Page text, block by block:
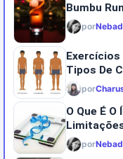
Bumbu
por
Exercícios
Tipos De
por
O Que É
por